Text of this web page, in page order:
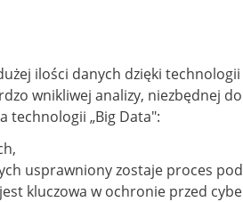
ilości danych dzięki
wnikliwej analizy, niezbędnej
technologii „Big Data":
usprawniony zostaje proces
kluczowa w ochronie przed